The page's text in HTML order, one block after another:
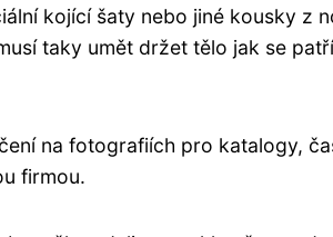
kojící šaty nebo jiné kousky z
taky umět držet tělo jak se
na fotografiích pro katalogy,
firmou.